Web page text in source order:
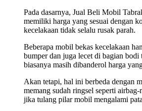
Pada dasarnya, Jual Beli Mobil
memiliki harga yang sesuai dengan
kecelakaan tidak selalu rusak parah.
Beberapa mobil bekas kecelakaan
bumper dan juga lecet di bagian
biasanya masih dibanderol harga
Akan tetapi, hal ini berbeda dengan
memang sudah ringsel seperti
jika tulang pilar mobil mengalami